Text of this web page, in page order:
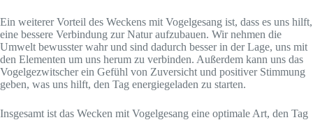
Ein weiterer Vorteil des Weckens mit Vogelgesang ist, dass es uns hilft,
eine bessere Verbindung zur Natur aufzubauen. Wir nehmen die
Umwelt bewusster wahr und sind dadurch besser in der Lage, uns mit
den Elementen um uns herum zu verbinden. Außerdem kann uns das
Vogelgezwitscher ein Gefühl von Zuversicht und positiver Stimmung
geben, was uns hilft, den Tag energiegeladen zu starten.
Insgesamt ist das Wecken mit Vogelgesang eine optimale Art, den Tag